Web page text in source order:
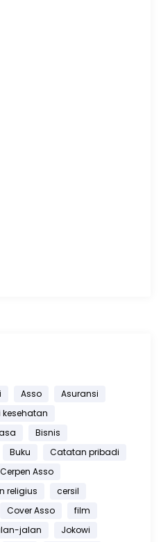
Asso
Asuransi
Bisnis
Buku
Catatan pribadi
Cerpen Asso
religius
cersil
Cover Asso
film
jalan
Jokowi